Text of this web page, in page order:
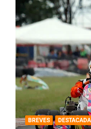
DESTACADA IAME